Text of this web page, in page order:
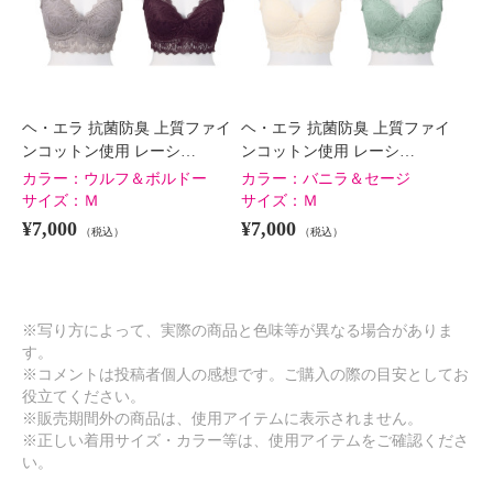
ヘ・エラ 抗菌防臭 上質ファイ
ンコットン使用 レーシ…
カラー： ウルフ＆ボルドー
サイズ： Ｍ
¥7,000 （税込）
ヘ・エラ 抗菌防臭 上質ファイ
ンコットン使用 レーシ…
カラー： バニラ＆セージ
サイズ： Ｍ
¥7,000 （税込）
※写り方によって、実際の商品と色味等が異なる場合がありま
す。
※コメントは投稿者個人の感想です。ご購入の際の目安としてお
役立てください。
※販売期間外の商品は、使用アイテムに表示されません。
※正しい着用サイズ・カラー等は、使用アイテムをご確認くださ
い。